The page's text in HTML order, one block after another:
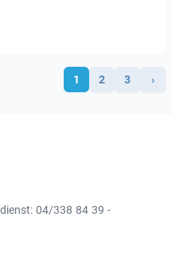
1 2 3 ›
04/338 84 39 -